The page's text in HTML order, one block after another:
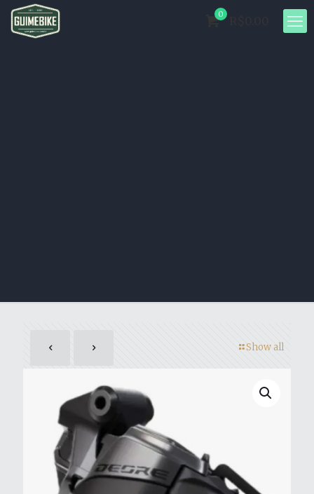
0
Show all